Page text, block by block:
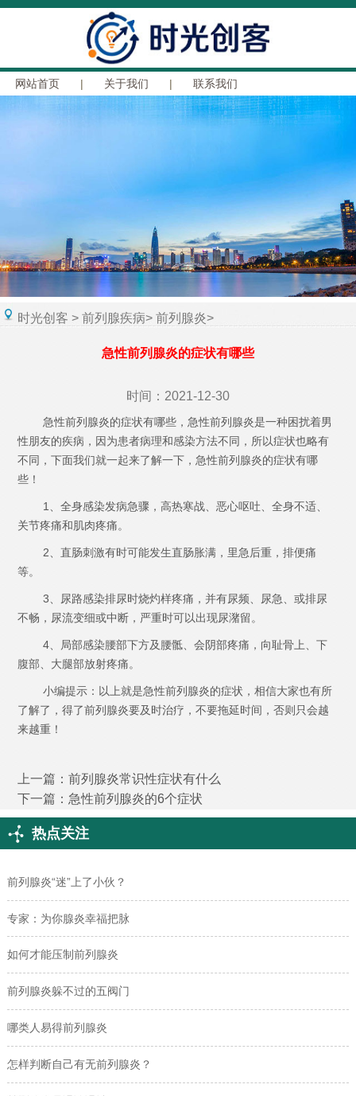
网站首页 | 关于我们 | 联系我们
时光创客 >前列腺疾病>前列腺炎>
急性前列腺炎的症状有哪些
时间：2021-12-30
急性前列腺炎的症状有哪些，急性前列腺炎是一种困扰着男
性朋友的疾病，因为患者病理和感染方法不同，所以症状也略有
不同，下面我们就一起来了解一下，急性前列腺炎的症状有哪
些！
1、全身感染发病急骤，高热寒战、恶心呕吐、全身不适、
关节疼痛和肌肉疼痛。
2、直肠刺激有时可能发生直肠胀满，里急后重，排便痛
等。
3、尿路感染排尿时烧灼样疼痛，并有尿频、尿急、或排尿
不畅，尿流变细或中断，严重时可以出现尿潴留。
4、局部感染腰部下方及腰骶、会阴部疼痛，向耻骨上、下
腹部、大腿部放射疼痛。
小编提示：以上就是急性前列腺炎的症状，相信大家也有所
了解了，得了前列腺炎要及时治疗，不要拖延时间，否则只会越
来越重！
上一篇：前列腺炎常识性症状有什么
下一篇： 急性前列腺炎的6个症状
热点关注
前列腺炎“迷”上了小伙？
专家：为你腺炎幸福把脉
如何才能压制前列腺炎
前列腺炎躲不过的五阀门
哪类人易得前列腺炎
怎样判断自己有无前列腺炎？